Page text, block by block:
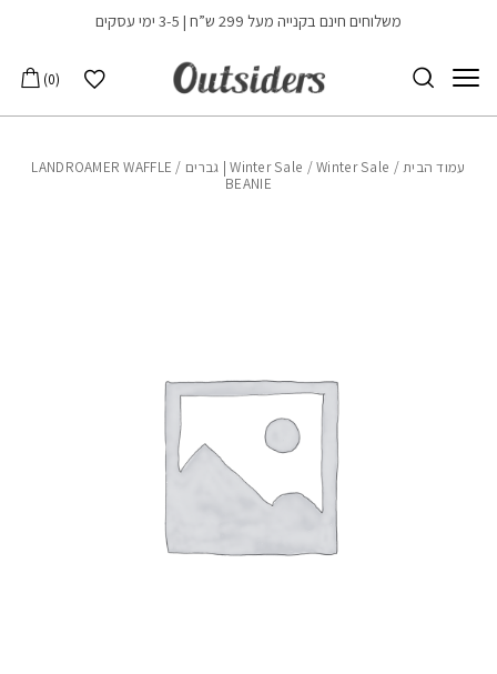
Skip to Contentמשלוחים חינם בקנייה מעל 299 ש”ח | 3-5 ימי עסקים
הרשימה שלי
0
עמוד הבית/
Winter Sale /Winter Sale | גברים
/ LANDROAMER WAFFLE
BEANIE